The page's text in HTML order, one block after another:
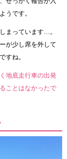
うです。
まっています…。
が少し席を外して
すね。
地底走行車の出発
ことはなかったで